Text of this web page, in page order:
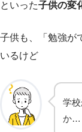
といった子供の変
子供も、「勉強が
いるけど
学
か…